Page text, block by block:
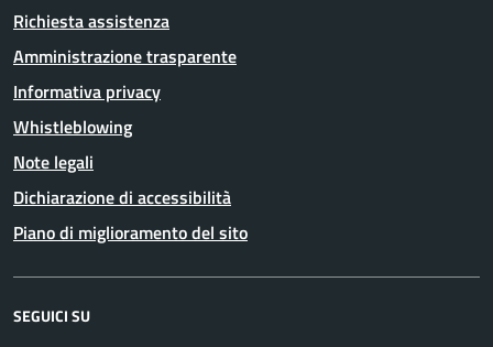
Richiesta assistenza
Amministrazione trasparente
Informativa privacy
Whistleblowing
Note legali
Dichiarazione di accessibilità
Piano di miglioramento del sito
SEGUICI SU